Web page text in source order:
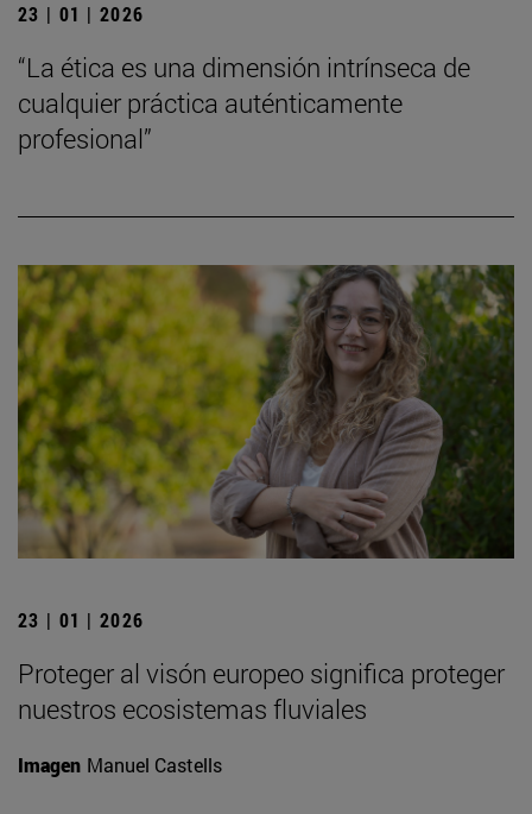
23 | 01 | 2026
“La ética es una dimensión intrínseca de
cualquier práctica auténticamente
profesional”
23 | 01 | 2026
Proteger al visón europeo significa proteger
nuestros ecosistemas fluviales
Imagen Manuel Castells